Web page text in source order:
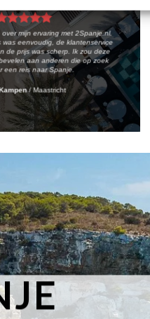
mijn ervaring met 2Spanje.nl.
was eenvoudig, de klantenservice
de prijs was scherp. Ik zou deze
aan anderen die op zoek
een reis naar Spanje.
/Maastricht